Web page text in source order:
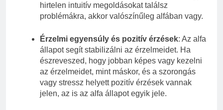
hirtelen intuitív megoldásokat találsz
problémákra, akkor valószínűleg alfában vagy.
Érzelmi egyensúly és pozitív érzések: Az alfa
állapot segít stabilizálni az érzelmeidet. Ha
észreveszed, hogy jobban képes vagy kezelni
az érzelmeidet, mint máskor, és a szorongás
vagy stressz helyett pozitív érzések vannak
jelen, az is az alfa állapot egyik jele.